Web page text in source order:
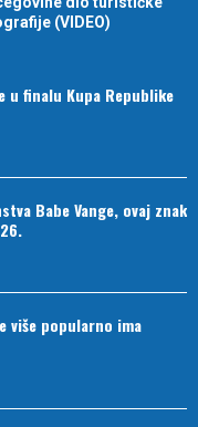
(VIDEO)
finalu Kupa Republike
Babe Vange, ovaj znak
više popularno ima